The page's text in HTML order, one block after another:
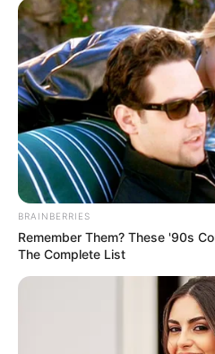
BRAINBERRIES
Remember Them? These '90s
The Complete List